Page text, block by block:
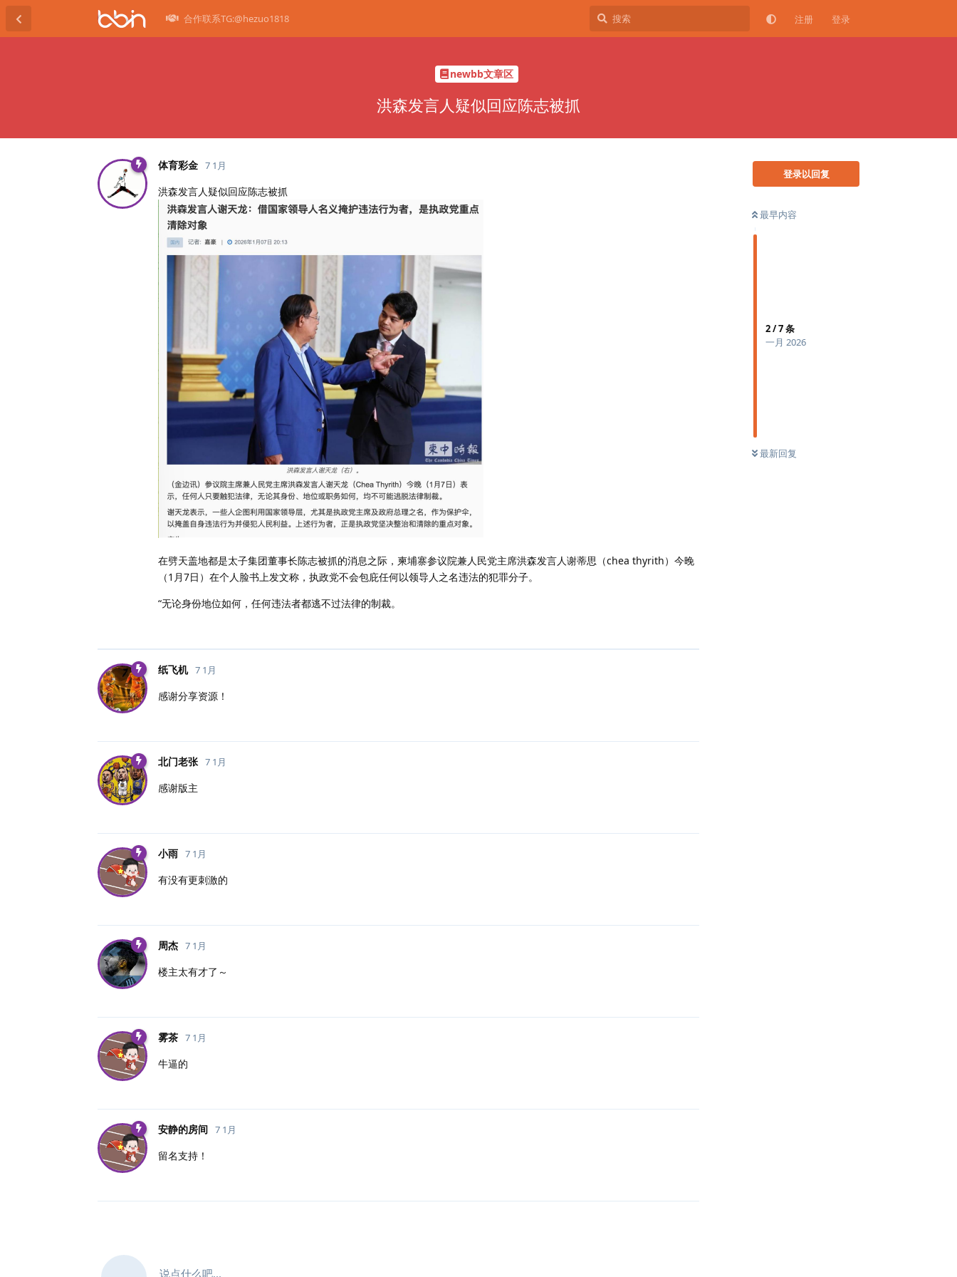
合作联系TG:@hezuo1818 注册 登录
newbb文章区
洪森发言人疑似回应陈志被抓
登录以回复
最早内容
2/7条
一月 2026
最新回复
体育彩金 7 1月
洪森发言人疑似回应陈志被抓
在劈天盖地都是太子集团董事长陈志被抓的消息之际，柬埔寨参议院兼人民党主席洪森发言人谢蒂思（chea thyrith）今晚
（1月7日）在个人脸书上发文称，执政党不会包庇任何以领导人之名违法的犯罪分子。
“无论身份地位如何，任何违法者都逃不过法律的制裁。
纸飞机 7 1月
感谢分享资源！
北门老张 7 1月
感谢版主
小雨 7 1月
有没有更刺激的
周杰 7 1月
楼主太有才了～
雾茶 7 1月
牛逼的
安静的房间 7 1月
留名支持！
说点什么吧...